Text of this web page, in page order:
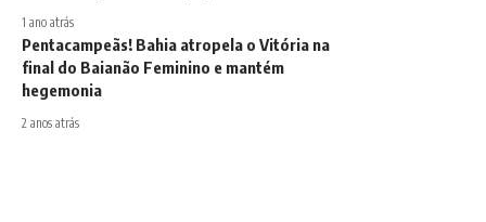
1 ano atrás
Pentacampeãs! Bahia atropela o Vitória na
final do Baianão Feminino e mantém
hegemonia
2 anos atrás